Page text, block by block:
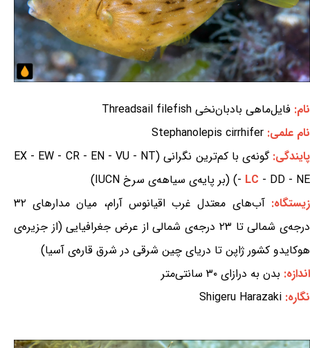
نام: فایل‌ماهی بادبان‌نخی Threadsail filefish
نام علمی: Stephanolepis cirrhifer
پایندگی:
گونه‌ی با کم‌ترین نگرانی (EX - EW - CR - EN - VU - NT
- LC - DD - NE) (بر پایه‌ی سیاهه‌ی سرخ IUCN)
زیستگاه:
آب‌های معتدل غرب اقیانوس آرام، میان مدارهای ۳۲
درجه‌ی شمالی تا ۲۳ درجه‌ی شمالی از عرض جغرافیایی (از جزیره‌ی
هوکایدو کشور ژاپن تا دریای چین شرقی در شرق قاره‌ی آسیا)
اندازه: بدن به درازای ۳۰ سانتی‌متر
نگاره: Shigeru Harazaki